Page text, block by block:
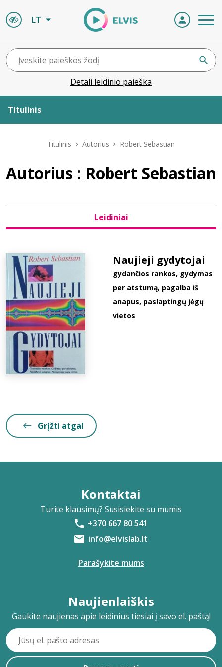
LT
Detali leidinio paieška
Titulinis
Leidiniai
D.U.K.
Titulinis Autorius Robert Sebastian
Autorius : Robert Sebastian
Leidiniai
Naujieji gydytojai
gydančios rankos, gydymas
per atstumą, pagalba iš
anapus, paslaptingų jėgų
vietos
Grįžti atgal
Kontaktai
Turite klausimų? Susisiekite su mumis
+370 667 80 541
info@elvislab.lt
Parašykite mums
Naujienlaiškis
Gaukite naujienas apie leidinius tiesiai į savo el. paštą!